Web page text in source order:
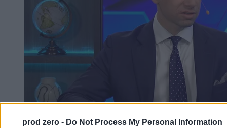
prod zero - Do Not Process My Personal Information